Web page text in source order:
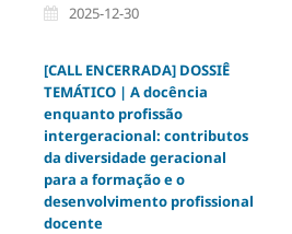
2025-12-30
[CALL ENCERRADA] DOSSIÊ
TEMÁTICO | A docência
enquanto profissão
intergeracional: contributos
da diversidade geracional
para a formação e o
desenvolvimento profissional
docente